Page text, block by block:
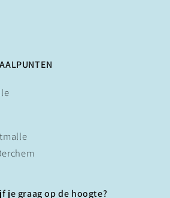
je graag op de hoogte?